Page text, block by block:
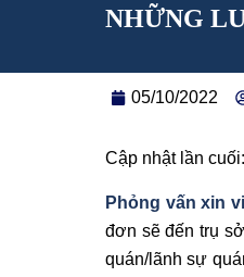
NHỮNG
05/10/2022
Cập nhật lần
Phỏng vấn xin
đơn sẽ đến trụ
quán/lãnh sự